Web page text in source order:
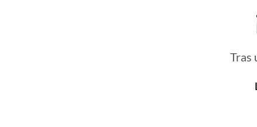
Tras